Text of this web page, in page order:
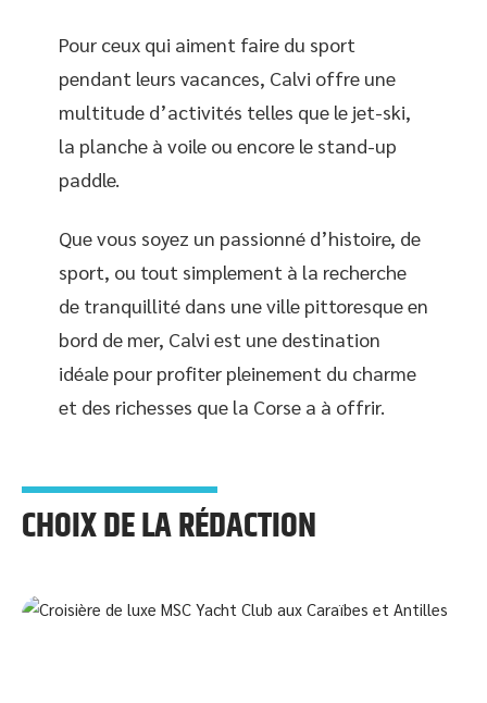
Pour ceux qui aiment faire du sport
pendant leurs vacances, Calvi offre une
multitude d’activités telles que le jet-ski,
la planche à voile ou encore le stand-up
paddle.
Que vous soyez un passionné d’histoire, de
sport, ou tout simplement à la recherche
de tranquillité dans une ville pittoresque en
bord de mer, Calvi est une destination
idéale pour profiter pleinement du charme
et des richesses que la Corse a à offrir.
CHOIX DE LA RÉDACTION